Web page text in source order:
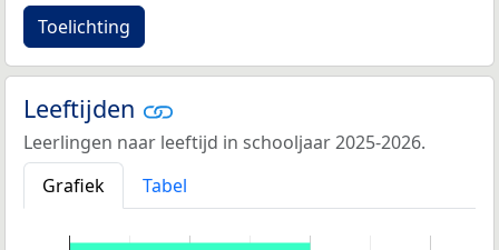
Toelichting
Leeftijden
Leerlingen naar leeftijd in schooljaar 2025-2026.
Grafiek
Tabel